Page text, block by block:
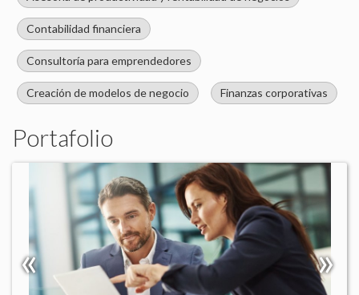
Contabilidad financiera
Consultoría para emprendedores
Creación de modelos de negocio Finanzas corporativas
Portafolio